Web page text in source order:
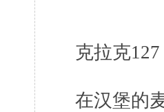
克拉克127
在汉堡的